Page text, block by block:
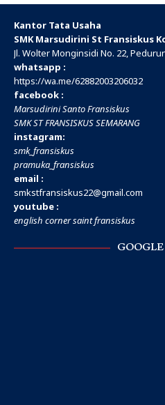
Kantor Tata Usaha
SMK Marsudirini St Fransiskus
Jl. Wolter Monginsidi No. 22,
whatsapp :
https://wa.me/62882003206032
facebook :
Marsudirini Santo Fransiskus
SMK ST FRANSISKUS SEMARANG
instagram:
smk_fransiskus
pramuka_fransiskus
email :
smkstfransiskus22@gmail.com
youtube :
english corner saint fransiskus
GOOGLE